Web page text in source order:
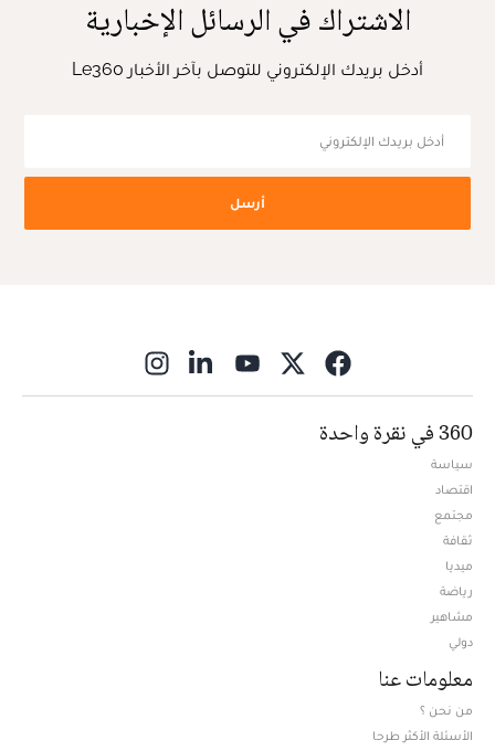
الاشتراك في الرسائل الإخبارية
أدخل بريدك الإلكتروني للتوصل بآخر الأخبار Le360
أرسل
360 في نقرة واحدة
سياسة
اقتصاد
مجتمع
ثقافة
ميديا
رياضة
مشاهير
دولي
معلومات عنا
من نحن ؟
الأسئلة الأكثر طرحا